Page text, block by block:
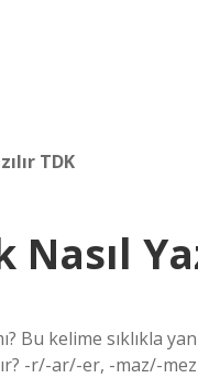
TDK
Bu kelime sıklıkla
-r/-ar/-er, -maz/-